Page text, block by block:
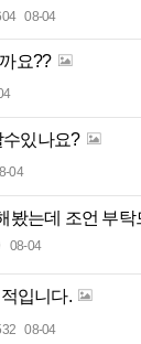
08-04
요??
있나요?
04
봤는데 조언 부탁
08-04
입니다.
08-04